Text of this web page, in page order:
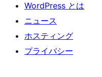
WordPress とは
ニュース
ホスティング
プライバシー